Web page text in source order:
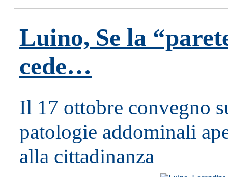
Luino, Se la
cede…
Il 17 ottobre convegno
patologie addominali
alla cittadinanza